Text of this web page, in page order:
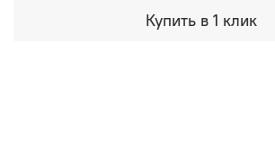
Купить в 1 клик